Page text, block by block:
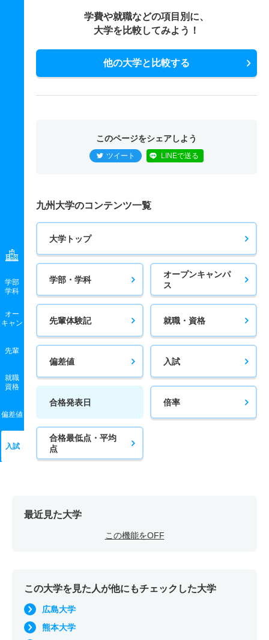
学部
学科
オー
キャン
先輩
就職
資格
偏差値
入試
学費や就職などの項目別に、
大学を比較してみよう！
他の大学と比較する
このページをシェアしよう
ツイート LINEで送る
九州大学のコンテンツ一覧
大学トップ
学部・学科
オープンキャンパ
ス
先輩体験記 就職・資格
偏差値 入試
合格発表日 倍率
合格最低点・平均
点
最近見た大学
この機能をOFF
この大学を見た人が他にもチェックした大学
広島大学
熊本大学